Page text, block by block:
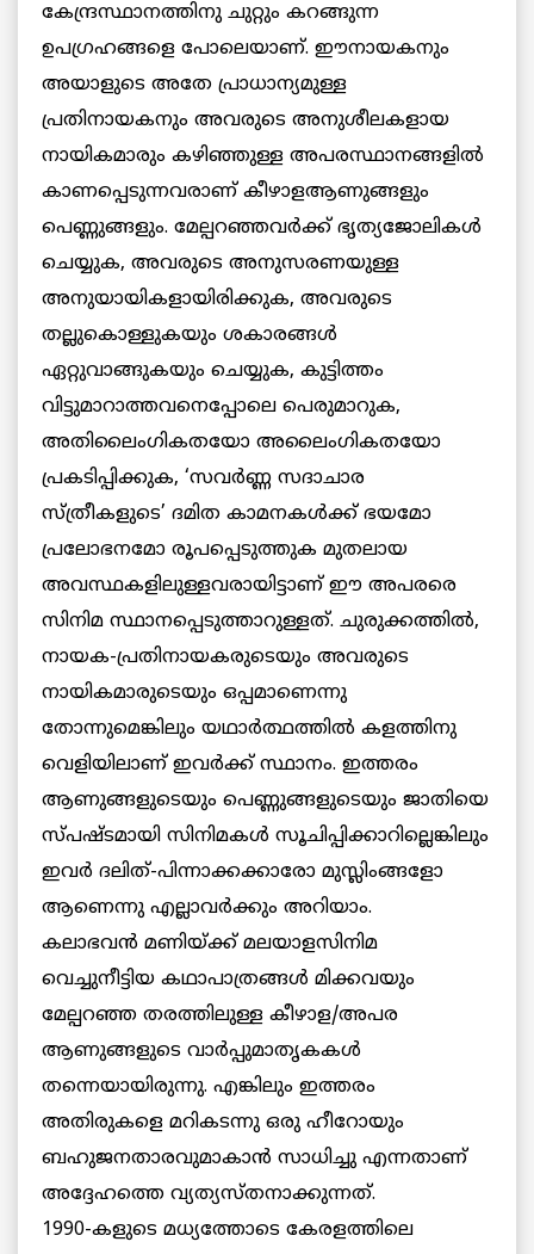
കേന്ദ്രസ്ഥാനത്തിനു ചുറ്റും കറങ്ങുന്ന
ഉപഗ്രഹങ്ങളെ പോലെയാണ്. ഈനായകനും
അയാളുടെ അതേ പ്രാധാന്യമുള്ള
പ്രതിനായകനും അവരുടെ അനുശീലകളായ
നായികമാരും കഴിഞ്ഞുള്ള അപരസ്ഥാനങ്ങളില്‍
കാണപ്പെടുന്നവരാണ് കീഴാളആണുങ്ങളും
പെണ്ണുങ്ങളും. മേല്പറഞ്ഞവര്‍ക്ക് ഭൃത്യജോലികള്‍
ചെയ്യുക, അവരുടെ അനുസരണയുള്ള
അനുയായികളായിരിക്കുക, അവരുടെ
തല്ലുകൊള്ളുകയും ശകാരങ്ങള്‍
ഏറ്റുവാങ്ങുകയും ചെയ്യുക, കുട്ടിത്തം
വിട്ടുമാറാത്തവനെപ്പോലെ പെരുമാറുക,
അതിലൈംഗികതയോ അലൈംഗികതയോ
പ്രകടിപ്പിക്കുക, ‘സവര്‍ണ്ണ സദാചാര
സ്ത്രീകളുടെ’ ദമിത കാമനകള്‍ക്ക് ഭയമോ
പ്രലോഭനമോ രൂപപ്പെടുത്തുക മുതലായ
അവസ്ഥകളിലുള്ളവരായിട്ടാണ് ഈ അപരരെ
സിനിമ സ്ഥാനപ്പെടുത്താറുള്ളത്. ചുരുക്കത്തില്‍,
നായക-പ്രതിനായകരുടെയും അവരുടെ
നായികമാരുടെയും ഒപ്പമാണെന്നു
തോന്നുമെങ്കിലും യഥാര്‍ത്ഥത്തില്‍ കളത്തിനു
വെളിയിലാണ് ഇവര്‍ക്ക് സ്ഥാനം. ഇത്തരം
ആണുങ്ങളുടെയും പെണ്ണുങ്ങളുടെയും ജാതിയെ
സ്പഷ്ടമായി സിനിമകള്‍ സൂചിപ്പിക്കാറില്ലെങ്കിലും
ഇവര്‍ ദലിത്-പിന്നാക്കക്കാരോ മുസ്ലിംങ്ങളോ
ആണെന്നു എല്ലാവര്‍ക്കും അറിയാം.
കലാഭവന്‍ മണിയ്ക്ക് മലയാളസിനിമ
വെച്ചുനീട്ടിയ കഥാപാത്രങ്ങള്‍ മിക്കവയും
മേല്പറഞ്ഞ തരത്തിലുള്ള കീഴാള/അപര
ആണുങ്ങളുടെ വാര്‍പ്പുമാതൃകകള്‍
തന്നെയായിരുന്നു. എങ്കിലും ഇത്തരം
അതിരുകളെ മറികടന്നു ഒരു ഹീറോയും
ബഹുജനതാരവുമാകാന്‍ സാധിച്ചു എന്നതാണ്
അദ്ദേഹത്തെ വ്യത്യസ്തനാക്കുന്നത്.
1990-കളുടെ മധ്യത്തോടെ കേരളത്തിലെ